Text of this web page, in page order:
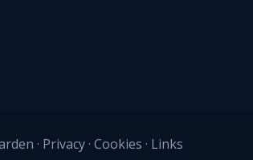
· Privacy· Cookies · Links